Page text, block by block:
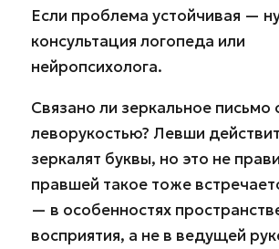
Если проблема устойчивая —
консультация логопеда или
нейропсихолога.
Связано ли зеркальное письмо
леворукостью? Левши
зеркалят буквы, но это не
правшей такое тоже
— в особенностях
восприятия, а не в ведущей